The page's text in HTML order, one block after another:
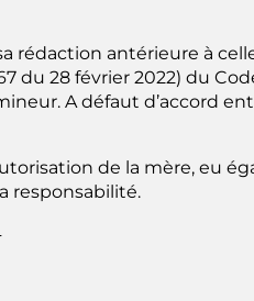
antérieure à
du 28 février 2022) du
A défaut d’accord
de la mère, eu
responsabilité.